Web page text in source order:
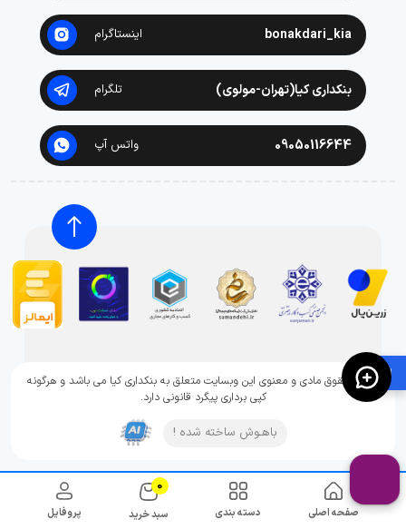
🛍️
صفحه اصلی دسته بندی
0
سبد خرید پروفایل
bonakdari_kia اینستاگرام
بنکداری کیا(تهران-مولوی) تلگرام
09050116644 واتس آپ
تمامی حقوق مادی و معنوی این وبسایت متعلق به بنکداری کیا می باشد و هرگونه
کپی برداری پیگرد قانونی دارد.
باهـوش ساخته شده !